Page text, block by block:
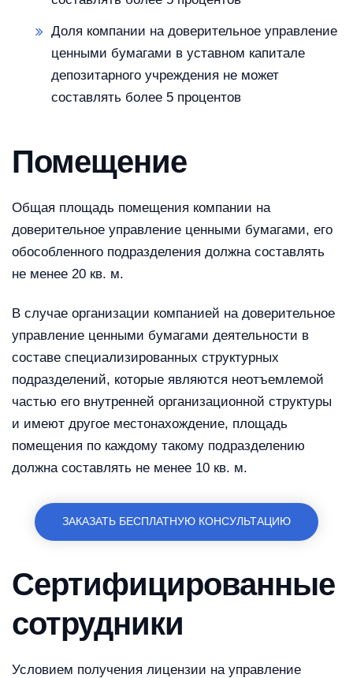
Доля компании на доверительное управление
ценными бумагами в уставном капитале
депозитарного учреждения не может
составлять более 5 процентов
Помещение
Общая площадь помещения компании на
доверительное управление ценными бумагами, его
обособленного подразделения должна составлять
не менее 20 кв. м.
В случае организации компанией на доверительное
управление ценными бумагами деятельности в
составе специализированных структурных
подразделений, которые являются неотъемлемой
частью его внутренней организационной структуры
и имеют другое местонахождение, площадь
помещения по каждому такому подразделению
должна составлять не менее 10 кв. м.
ЗАКАЗАТЬ БЕСПЛАТНУЮ КОНСУЛЬТАЦИЮ
Сертифицированные
сотрудники
Условием получения лицензии на управление